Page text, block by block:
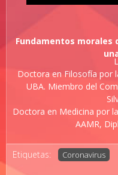
Fundamentos morales
Doctora en Filosofía por
UBA. Miembro del
Doctora en Medicina por
AAMR,
Etiquetas: Coronavirus